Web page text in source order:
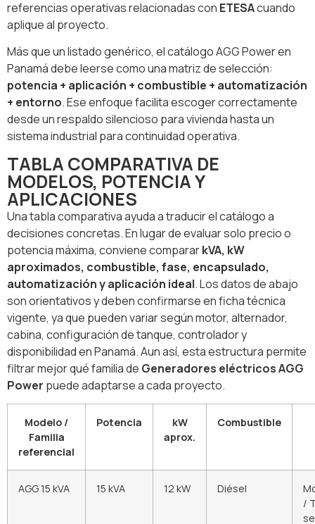
referencias operativas relacionadas con ETESAcuando
aplique al proyecto.
Más que un listado genérico, el catálogo AGG Power en
Panamá debe leerse como una matriz de selección:
potencia + aplicación + combustible + automatización
+ entorno. Ese enfoque facilita escoger correctamente
desde un respaldo silencioso para vivienda hasta un
sistema industrial para continuidad operativa.
TABLA COMPARATIVA DE
MODELOS, POTENCIA Y
APLICACIONES
Una tabla comparativa ayuda a traducir el catálogo a
decisiones concretas. En lugar de evaluar solo precio o
potencia máxima, conviene compararkVA, kW
aproximados, combustible, fase, encapsulado,
automatización y aplicación ideal. Los datos de abajo
son orientativos y deben confirmarse en ficha técnica
vigente, ya que pueden variar según motor, alternador,
cabina, configuración de tanque, controlador y
disponibilidad en Panamá. Aun así, esta estructura permite
filtrar mejor qué familia de Generadores eléctricos AGG
Power puede adaptarse a cada proyecto.
Modelo /
Familia
referencial
Potencia
kW
aprox.
Combustible
AGG 15 kVA 15 kVA 12 kW Diésel
/